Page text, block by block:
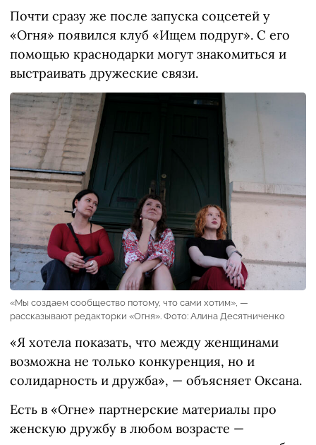
Почти сразу же после запуска соцсетей у
«Огня» появился клуб «Ищем подруг». С его
помощью краснодарки могут знакомиться и
выстраивать дружеские связи.
«Мы создаем сообщество потому, что сами хотим», —
рассказывают редакторки «Огня». Фото: Алина Десятниченко
«Я хотела показать, что между женщинами
возможна не только конкуренция, но и
солидарность и дружба», — объясняет Оксана.
Есть в «Огне» партнерские материалы про
женскую дружбу в любом возрасте —